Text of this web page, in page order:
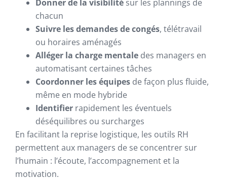
Donner de la visibilité sur les plannings de
chacun
Suivre les demandes de congés, télétravail
ou horaires aménagés
Alléger la charge mentale des managers en
automatisant certaines tâches
Coordonner les équipes de façon plus fluide,
même en mode hybride
Identifier rapidement les éventuels
déséquilibres ou surcharges
En facilitant la reprise logistique, les outils RH
permettent aux managers de se concentrer sur
l’humain : l’écoute, l’accompagnement et la
motivation.